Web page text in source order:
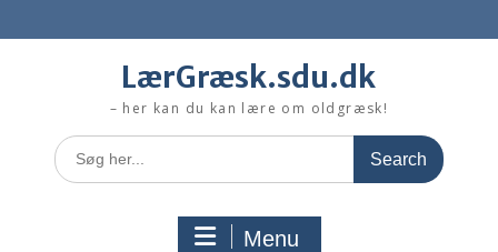
to
LærGræsk.sdu.dk
– her kan du kan lære om oldgræsk!
Search
for:
Menu